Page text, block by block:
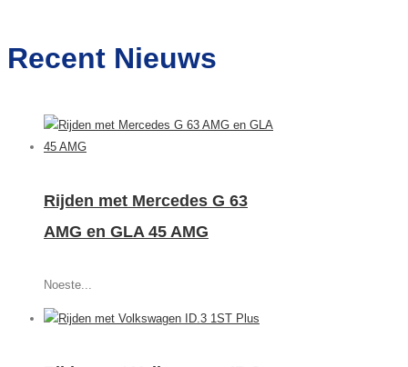
Recent Nieuws
Rijden met Mercedes G 63
AMG en GLA 45 AMG
Noeste...